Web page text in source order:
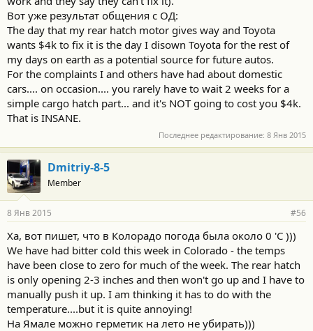
Вот уже результат общения с ОД:
The day that my rear hatch motor gives way and Toyota
wants $4k to fix it is the day I disown Toyota for the rest of
my days on earth as a potential source for future autos.
For the complaints I and others have had about domestic
cars.... on occasion.... you rarely have to wait 2 weeks for a
simple cargo hatch part... and it's NOT going to cost you $4k.
That is INSANE.
Последнее редактирование: 8 Янв 2015
Dmitriy-8-5
Member
8 Янв 2015 #56
Ха, вот пишет, что в Колорадо погода была около 0 'C )))
We have had bitter cold this week in Colorado - the temps
have been close to zero for much of the week. The rear hatch
is only opening 2-3 inches and then won't go up and I have to
manually push it up. I am thinking it has to do with the
temperature....but it is quite annoying!
На Ямале можно герметик на лето не убирать)))